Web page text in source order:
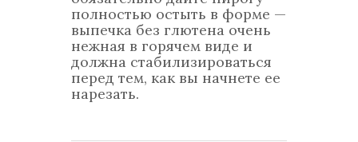
полностью остыть в форме —
выпечка без глютена очень
нежная в горячем виде и
должна стабилизироваться
перед тем, как вы начнете ее
нарезать.